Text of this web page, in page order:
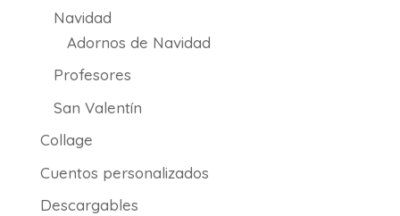
Navidad
Adornos de Navidad
Profesores
San Valentín
Collage
Cuentos personalizados
Descargables